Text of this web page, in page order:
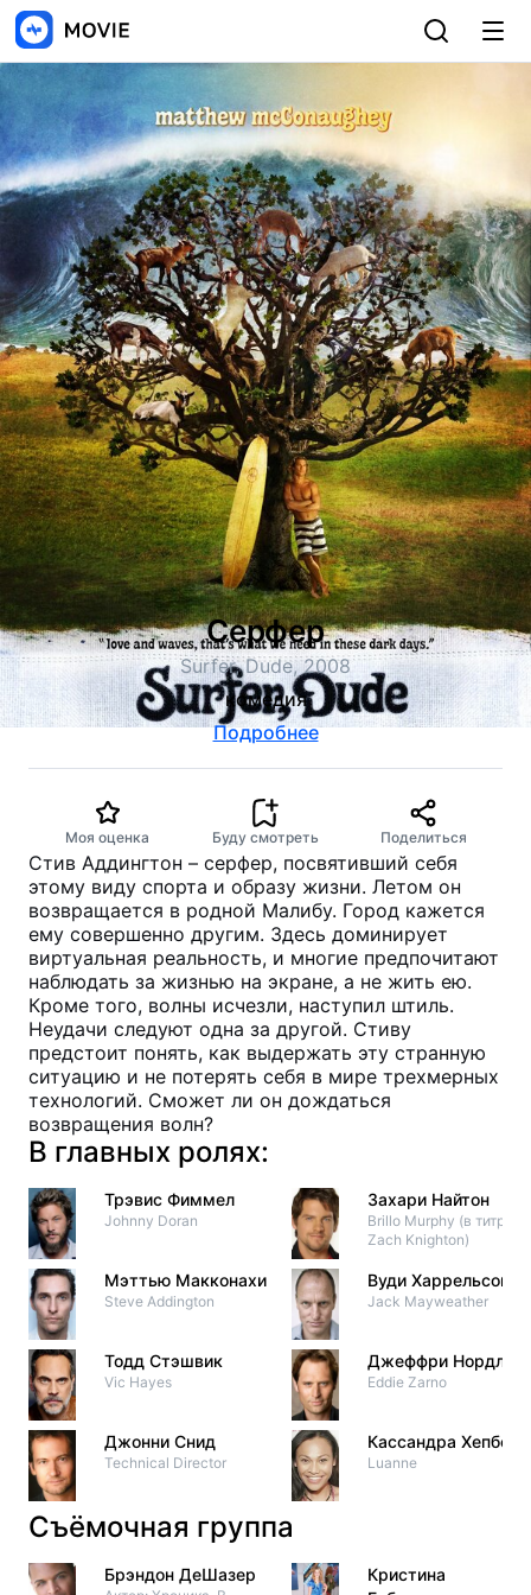
Серфер
Surfer, Dude, 2008
комедия
Подробнее
Моя оценка Буду смотреть Поделиться
Стив Аддингтон – серфер, посвятивший себя
этому виду спорта и образу жизни. Летом он
возвращается в родной Малибу. Город кажется
ему совершенно другим. Здесь доминирует
виртуальная реальность, и многие предпочитают
наблюдать за жизнью на экране, а не жить ею.
Кроме того, волны исчезли, наступил штиль.
Неудачи следуют одна за другой. Стиву
предстоит понять, как выдержать эту странную
ситуацию и не потерять себя в мире трехмерных
технологий. Сможет ли он дождаться
возвращения волн?
В главных ролях:
Трэвис Фиммел
Johnny Doran
Мэттью Макконахи
Steve Addington
Тодд Стэшвик
Vic Hayes
Джонни Снид
Technical Director
Захари Найтон
Brillo Murphy (в титрах:
Zach Knighton)
Вуди Харрельсон
Jack Mayweather
Джеффри Нордлинг
Eddie Zarno
Кассандра Хепберн
Luanne
Съёмочная группа
Брэндон ДеШазер
Кристина